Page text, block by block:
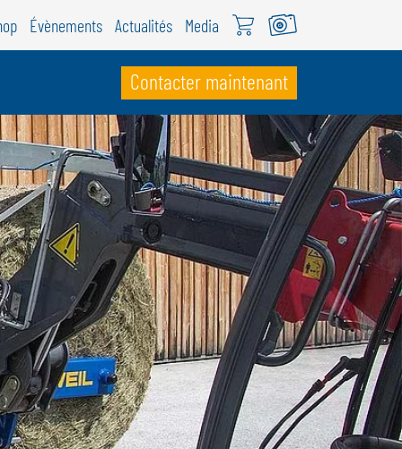
Schweiz
Évènements Actualités Media
Contacter maintenant